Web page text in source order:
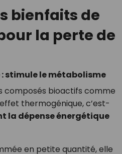
bienfaits de
la perte de
stimule le métabolisme
composés bioactifs comme
thermogénique, c’est-
la dépense énergétique
en petite quantité, elle